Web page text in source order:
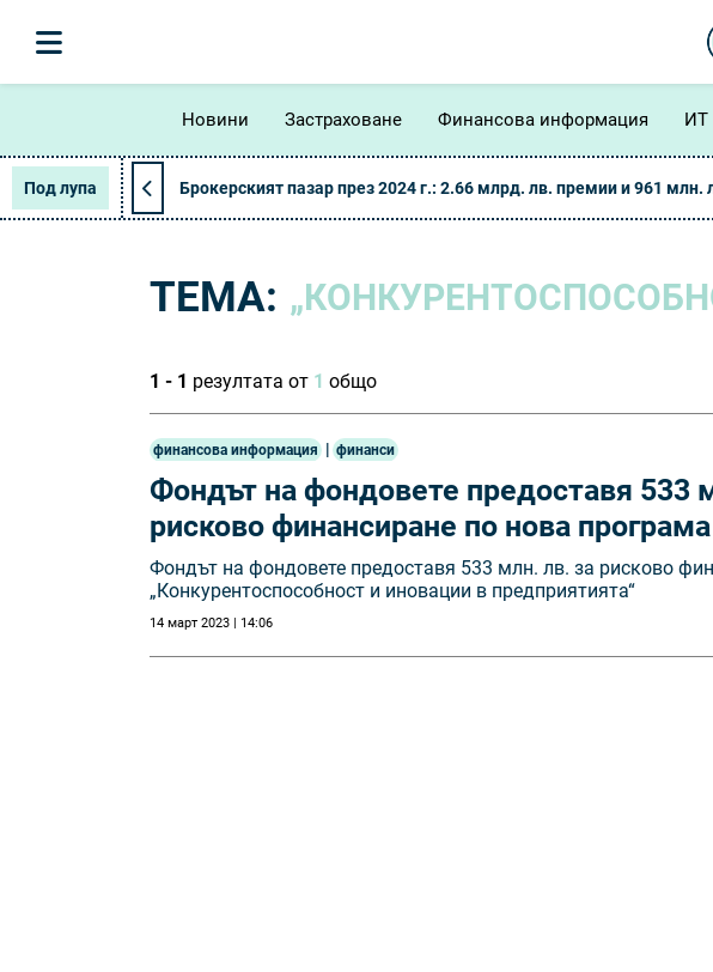
Новини Застраховане Финансова информация ИТ
Под лупа Брокерският пазар през 2024 г.: 2.66 млрд. лв. премии и 961 млн.
ТЕМА:
1 - 1 резултата от 1 общо
финансова информация | финанси
Фондът на фондовете предоставя 533
рисково финансиране по нова програма
Фондът на фондовете предоставя 533 млн. лв. за рисково
„Конкурентоспособност и иновации в предприятията“
14 март 2023 | 14:06